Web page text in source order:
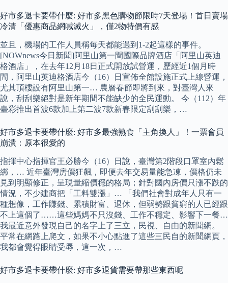
好市多退卡要帶什麼: 好市多黑色購物節限時7天登場！首日賣場
冷清「優惠商品網喊滅火」，僅2物特價有感
並且，機場的工作人員稱每天都能遇到1-2起這樣的事件。
[NOWnews今日新聞]阿里山第一間國際品牌酒店「阿里山英迪
格酒店」，在去年12月18日正式開放試營運，歷經近1個月時
間，阿里山英迪格酒店今（16）日宣佈全館設施正式上線營運，
尤其頂樓設有阿里山第一… 農曆春節即將到來，對臺灣人來
說，刮刮樂絕對是新年期間不能缺少的全民運動。 今（112）年
臺彩推出首波6款加上第二波7款新春限定刮刮樂，…
好市多退卡要帶什麼: 好市多最強熟食「主角換人」！一票會員
崩潰：原本很愛的
指揮中心指揮官王必勝今（16）日說，臺灣第2階段口罩室內鬆
綁，… 近年臺灣房價狂飆，即便去年交易量能急凍，價格仍未
見到明顯修正，呈現量縮價穩的格局；針對國內房價只漲不跌的
情況，不少建商把「工料雙漲」… 「我們社會對成年人只有一
種想像，工作賺錢、累積財富、退休，但弱勢跟貧窮的人已經跟
不上這個了……這些媽媽不只沒錢、工作不穩定、影響下一餐…
我最近意外發現自己的名字上了三立，民視、自由的新聞網。
平常在網路上爬文，如果不小心點進了這些三民自的新聞網頁，
我都會覺得眼睛受辱，這一次，…
好市多退卡要帶什麼: 好市多退貨需要帶那些東西呢